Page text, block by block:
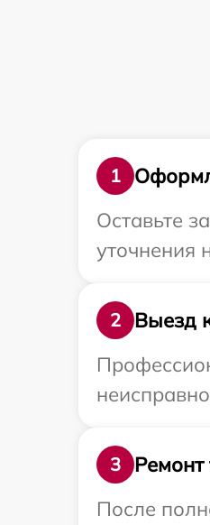
1
Оставьте
уточнения
2
Выезд
3
Ремонт
После